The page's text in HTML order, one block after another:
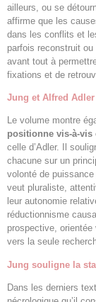
ailleurs, ou se
affirme que les
dans les conflits et
parfois reconstruit
avant tout à
fixations et de
Jung et Alfred Adler
Le volume montre
positionne vis-à-vis
celle d’Adler. Il
chacune sur un
volonté de
veut pluraliste,
leur autonomie
réductionnisme
prospective,
vers la seule
Jung souligne la
Dans les derniers